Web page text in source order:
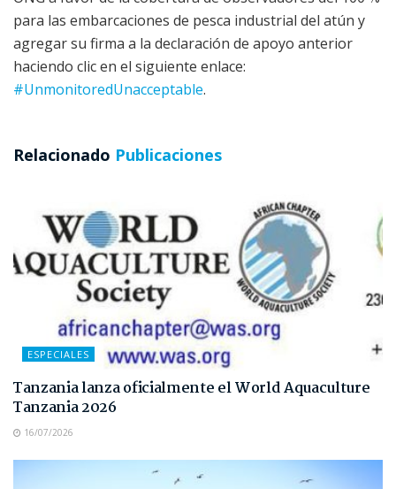
para las embarcaciones de pesca industrial del atún y
agregar su firma a la declaración de apoyo anterior
haciendo clic en el siguiente enlace:
#UnmonitoredUnacceptable.
Relacionado Publicaciones
ESPECIALES
Tanzania lanza oficialmente el World Aquaculture
Tanzania 2026
16/07/2026